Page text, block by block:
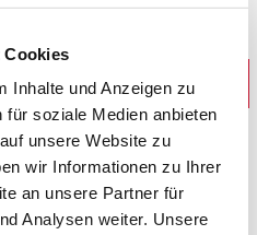
Cookies
Inhalte und Anzeigen zu
soziale Medien anbieten
unsere Website zu
wir Informationen zu Ihrer
an unsere Partner für
Analysen weiter. Unsere
Suche
das Passende finden
Inhalt ist